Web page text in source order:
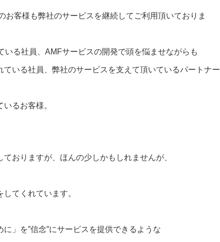
客様も弊社のサービスを継続してご利用頂いておりま
る社員、AMFサービスの開発で頭を悩ませながらも
いる社員、弊社のサービスを支えて頂いているパートナー
るお客様。
おりますが、ほんの少しかもしれませんが、
てくれています。
」を”信念”にサービスを提供できるような